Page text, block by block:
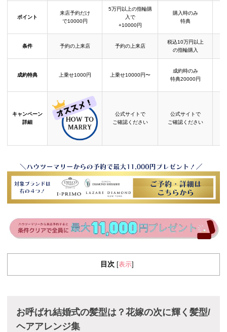
ポイント
来店予約だけ
で10000円
5万円以上の指輪購
入で
+10000円
購入時のみ
特典
条件 予約の上来店 予約の上来店
税込10万円以上
の指輪購入
成約特典 上乗せ1000円 上乗せ10000円〜
成約時のみ
特典20000円
キャンペーン
詳細
公式サイトで
ご確認ください
公式サイトで
ご確認ください
目次 表示
お呼ばれ結婚式の髪型は？花嫁の次に輝く髪型/
ヘアアレンジ集